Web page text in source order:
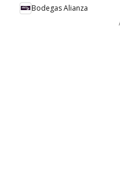
Bodegas Alianza